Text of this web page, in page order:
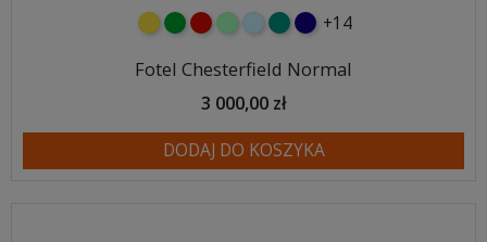
żółtyzielonyczerwony
miętowybłękitnyturkusowy
granatowy
+14
Fotel Chesterfield Normal
3 000,00 zł
DODAJ DO KOSZYKA